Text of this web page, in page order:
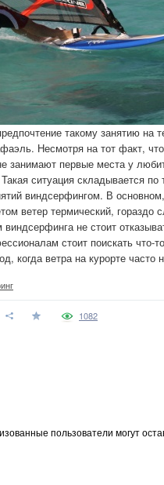
такому занятию на
Несмотря на тот факт,
занимают первые места у
ситуация складывается по
виндсерфингом. В
ветер термический, гораздо
не стоит
стоит поискать что-
когда ветра на курорте
1082
пользователи могут